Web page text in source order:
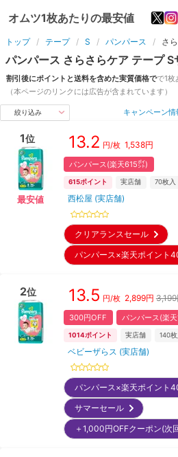
オムツ1枚あたりの最安値
トップ テープ S パンパース さ
パンパース さらさらケア テープ S
割引後にポイントと送料を含めた実質価格でで1枚
（本ページのリンクには広告が含まれています）
絞り込み キャンペーン情
1位
最安値
13.2 円/枚 1,538円
パンパース(楽天615㌽)
615ポイント 実店舗 70枚入
西松屋 (実店舗)
クリアランスセール
パンパース×楽天ポイント
2位 13.5 円/枚 2,899円
300円OFF パンパース(楽
1014ポイント 実店舗 140枚
ベビーザらス (実店舗)
パンパース×楽天ポイン
サマーセール
＋1,000円OFFクーポン(